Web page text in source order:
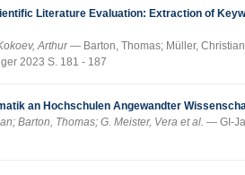
Literature Evaluation: Extraction of
Arthur
Barton, Thomas; Müller,
2023 S. 181 - 187
an Hochschulen Angewandter
Barton, Thomas; G. Meister, Vera et al.
GI-